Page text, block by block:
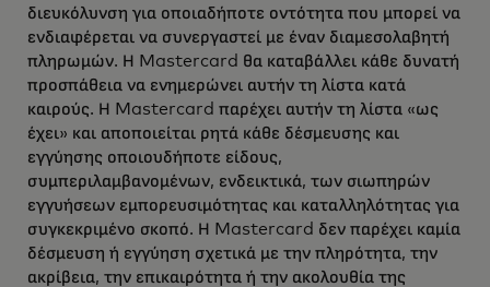
διευκόλυνση για οποιαδήποτε οντότητα που μπορεί να
ενδιαφέρεται να συνεργαστεί με έναν διαμεσολαβητή
πληρωμών. Η Mastercard θα καταβάλλει κάθε δυνατή
προσπάθεια να ενημερώνει αυτήν τη λίστα κατά
καιρούς. Η Mastercard παρέχει αυτήν τη λίστα «ως
έχει» και αποποιείται ρητά κάθε δέσμευσης και
εγγύησης οποιουδήποτε είδους,
συμπεριλαμβανομένων, ενδεικτικά, των σιωπηρών
εγγυήσεων εμπορευσιμότητας και καταλληλότητας για
συγκεκριμένο σκοπό. Η Mastercard δεν παρέχει καμία
δέσμευση ή εγγύηση σχετικά με την πληρότητα, την
ακρίβεια, την επικαιρότητα ή την ακολουθία της